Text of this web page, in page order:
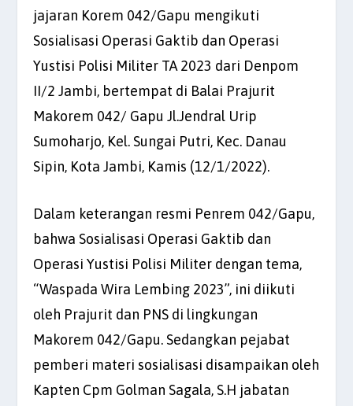
jajaran Korem 042/Gapu mengikuti
Sosialisasi Operasi Gaktib dan Operasi
Yustisi Polisi Militer TA 2023 dari Denpom
II/2 Jambi, bertempat di Balai Prajurit
Makorem 042/ Gapu Jl.Jendral Urip
Sumoharjo, Kel. Sungai Putri, Kec. Danau
Sipin, Kota Jambi, Kamis (12/1/2022).
Dalam keterangan resmi Penrem 042/Gapu,
bahwa Sosialisasi Operasi Gaktib dan
Operasi Yustisi Polisi Militer dengan tema,
“Waspada Wira Lembing 2023”, ini diikuti
oleh Prajurit dan PNS di lingkungan
Makorem 042/Gapu. Sedangkan pejabat
pemberi materi sosialisasi disampaikan oleh
Kapten Cpm Golman Sagala, S.H jabatan